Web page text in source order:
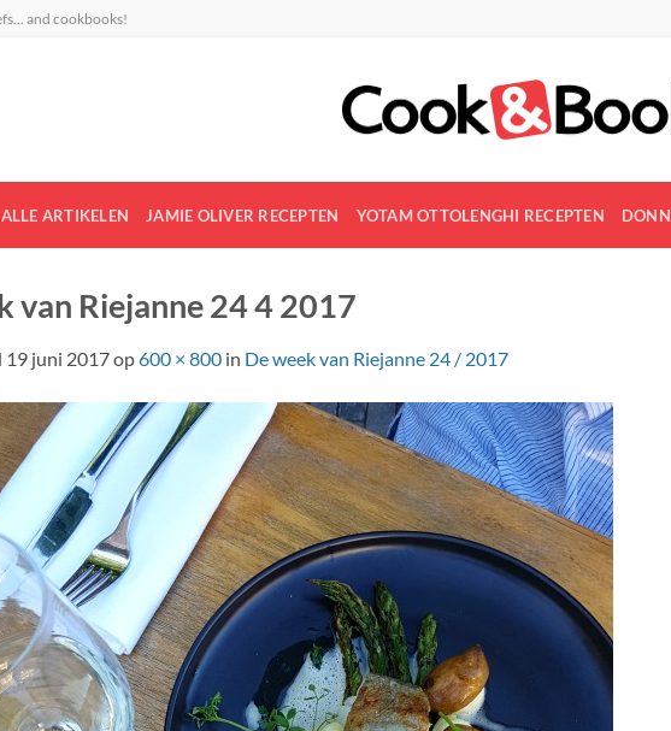
and cookbooks!
ALLE ARTIKELEN JAMIE OLIVER RECEPTEN YOTAM OTTOLENGHI RECEPTEN
van Riejanne 24 4 2017
19 juni 2017op600 × 800 in De week van Riejanne 24 / 2017